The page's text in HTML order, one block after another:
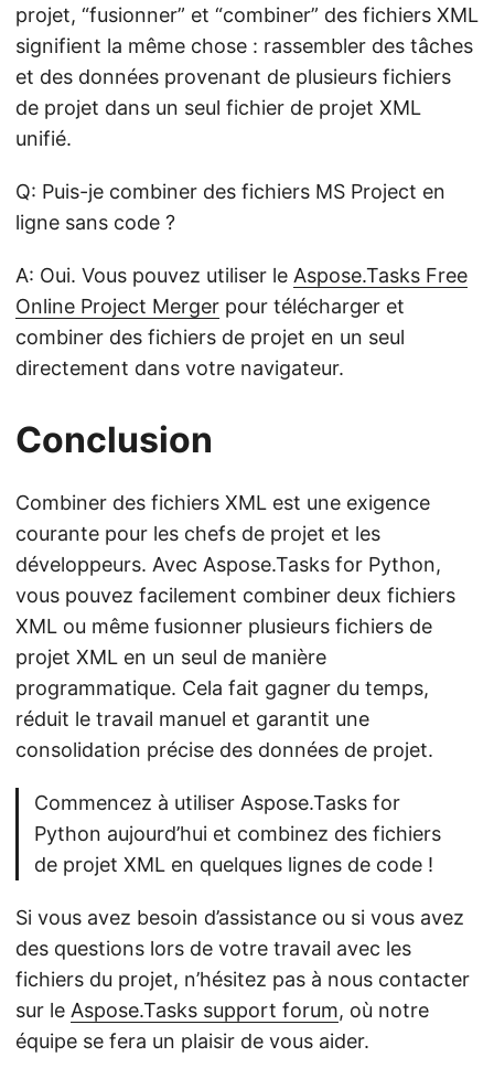
projet, “fusionner” et “combiner” des fichiers XML
signifient la même chose : rassembler des tâches
et des données provenant de plusieurs fichiers
de projet dans un seul fichier de projet XML
unifié.
Q: Puis-je combiner des fichiers MS Project en
ligne sans code ?
A: Oui. Vous pouvez utiliser le Aspose.Tasks Free
Online Project Merger pour télécharger et
combiner des fichiers de projet en un seul
directement dans votre navigateur.
Conclusion
Combiner des fichiers XML est une exigence
courante pour les chefs de projet et les
développeurs. Avec Aspose.Tasks for Python,
vous pouvez facilement combiner deux fichiers
XML ou même fusionner plusieurs fichiers de
projet XML en un seul de manière
programmatique. Cela fait gagner du temps,
réduit le travail manuel et garantit une
consolidation précise des données de projet.
Commencez à utiliser Aspose.Tasks for
Python aujourd’hui et combinez des fichiers
de projet XML en quelques lignes de code !
Si vous avez besoin d’assistance ou si vous avez
des questions lors de votre travail avec les
fichiers du projet, n’hésitez pas à nous contacter
sur le Aspose.Tasks support forum, où notre
équipe se fera un plaisir de vous aider.